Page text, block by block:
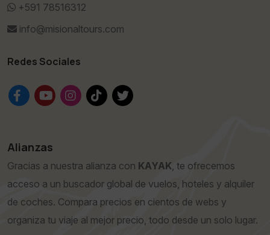
+591 78516312
info@misionaltours.com
Redes Sociales
Alianzas
Gracias a nuestra alianza con KAYAK , te ofrecemos
acceso a un buscador global de vuelos, hoteles y alquiler
de coches. Compara precios en cientos de webs y
organiza tu viaje al mejor precio, todo desde un solo lugar.